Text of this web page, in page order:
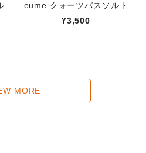
eume クォーツバスソルト
¥3,500
MORE